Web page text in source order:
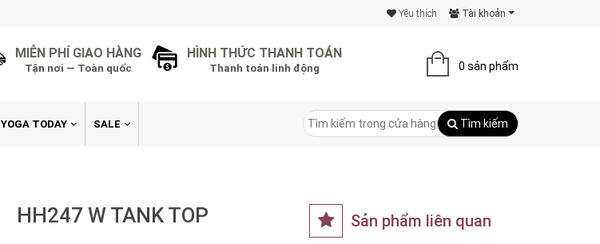
Tài khoản
Yêu thích
MIỄN PHÍ GIAO HÀNG
Tận nơi — Toàn quốc
HÌNH THỨC THANH TOÁN
Thanh toán linh động 0 sản phẩm
YOGA TODAY SALE Tìm kiếm
HH247 W TANK TOP Sản phẩm liên quan